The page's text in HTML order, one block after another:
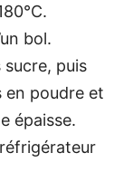
bol.
sucre, puis
en poudre et
épaisse.